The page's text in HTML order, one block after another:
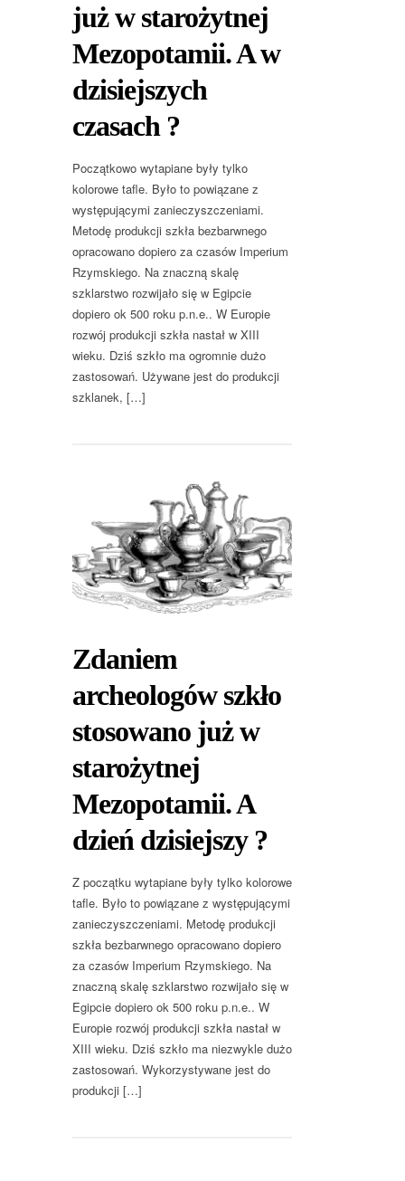
już w starożytnej
Mezopotamii. A w
dzisiejszych
czasach ?
Początkowo wytapiane były tylko
kolorowe tafle. Było to powiązane z
występującymi zanieczyszczeniami.
Metodę produkcji szkła bezbarwnego
opracowano dopiero za czasów Imperium
Rzymskiego. Na znaczną skalę
szklarstwo rozwijało się w Egipcie
dopiero ok 500 roku p.n.e.. W Europie
rozwój produkcji szkła nastał w XIII
wieku. Dziś szkło ma ogromnie dużo
zastosowań. Używane jest do produkcji
szklanek, […]
Zdaniem
archeologów szkło
stosowano już w
starożytnej
Mezopotamii. A
dzień dzisiejszy ?
Z początku wytapiane były tylko kolorowe
tafle. Było to powiązane z występującymi
zanieczyszczeniami. Metodę produkcji
szkła bezbarwnego opracowano dopiero
za czasów Imperium Rzymskiego. Na
znaczną skalę szklarstwo rozwijało się w
Egipcie dopiero ok 500 roku p.n.e.. W
Europie rozwój produkcji szkła nastał w
XIII wieku. Dziś szkło ma niezwykle dużo
zastosowań. Wykorzystywane jest do
produkcji […]